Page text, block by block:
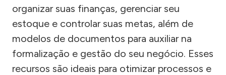
organizar suas finanças, gerenciar seu
estoque e controlar suas metas, além de
modelos de documentos para auxiliar na
formalização e gestão do seu negócio. Esses
recursos são ideais para otimizar processos e